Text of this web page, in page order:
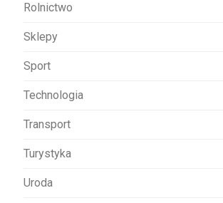
Rolnictwo
Sklepy
Sport
Technologia
Transport
Turystyka
Uroda